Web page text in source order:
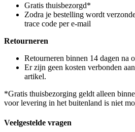
Gratis thuisbezorgd*
Zodra je bestelling wordt
trace code per e-mail
Retourneren
Retourneren binnen 14 dagen na
Er zijn geen kosten verbonden
artikel.
*Gratis thuisbezorging geldt alleen
voor levering in het buitenland is niet
Veelgestelde vragen